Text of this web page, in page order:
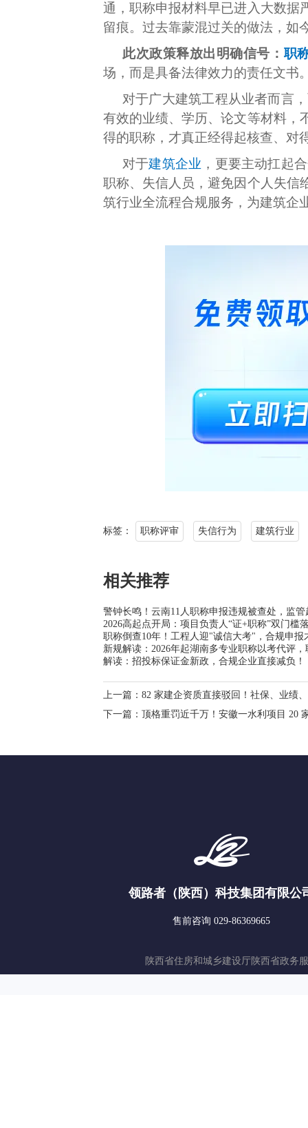
通，职称申报材料早已进入大数据
留痕。过去靠蒙混过关的做法，如
此次政策释放出明确信号： 职
场，而是具备法律效力的责任文书
对于广大建筑工程从业者而言
有效的业绩、学历、论文等材料，
得的职称，才真正经得起核查、对
对于建筑企业 ，更要主动扛起
职称、失信人员，避免因个人失信
筑行业全流程合规服务，为建筑企
标签： 职称评审 失信行为 建筑行业
相关推荐
警钟长鸣！云南11人职称申报违规被查处，监
2026高起点开局：项目负责人“证+职称”双门槛
职称倒查10年！工程人迎"诚信大考"，合规申报
新规解读：2026年起湖南多专业职称以考代评
解读：招投标保证金新政，合规企业直接减负！
上一篇： 82 家建企资质直接驳回！社保、业绩
下一篇： 顶格重罚近千万！安徽一水利项目 20
领路者（陕西）科技集团有限公
售前咨询 029-86369665
陕西省住房和城乡建设厅陕西省政务